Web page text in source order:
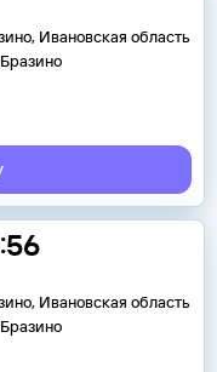
Ивановская область
Ивановская область